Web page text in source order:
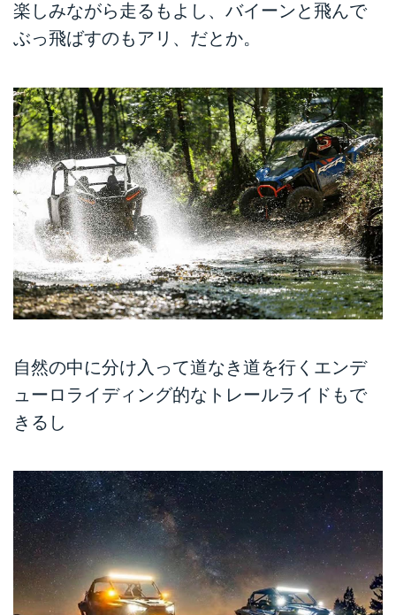
楽しみながら走るもよし、バイーンと飛んで
ぶっ飛ばすのもアリ、だとか。
自然の中に分け入って道なき道を行くエンデ
ューロライディング的なトレールライドもで
きるし